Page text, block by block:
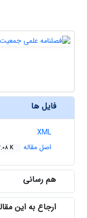
فایل ها
XML
اصل مقاله
K
هم رسانی
ارجاع به این